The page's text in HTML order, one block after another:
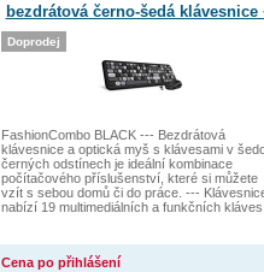
bezdrátová černo-šedá klávesnice
myš, (+1x AAA +1x AA baterie
FashionCombo BLACK --- Bezdrátová
klávesnice a optická myš s klávesami v
černých odstínech je ideální kombinace
počítačového příslušenství, které si můžete
vzít s sebou domů či do práce. ---
nabízí 19 multimediálních a funkčních kláves
Cena po přihlášení
Doprodej